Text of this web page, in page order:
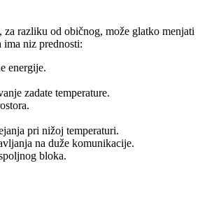
razliku od običnog, može glatko menjati
ima niz prednosti:
energije.
zadate temperature.
pri nižoj temperaturi.
na duže komunikacije.
bloka.